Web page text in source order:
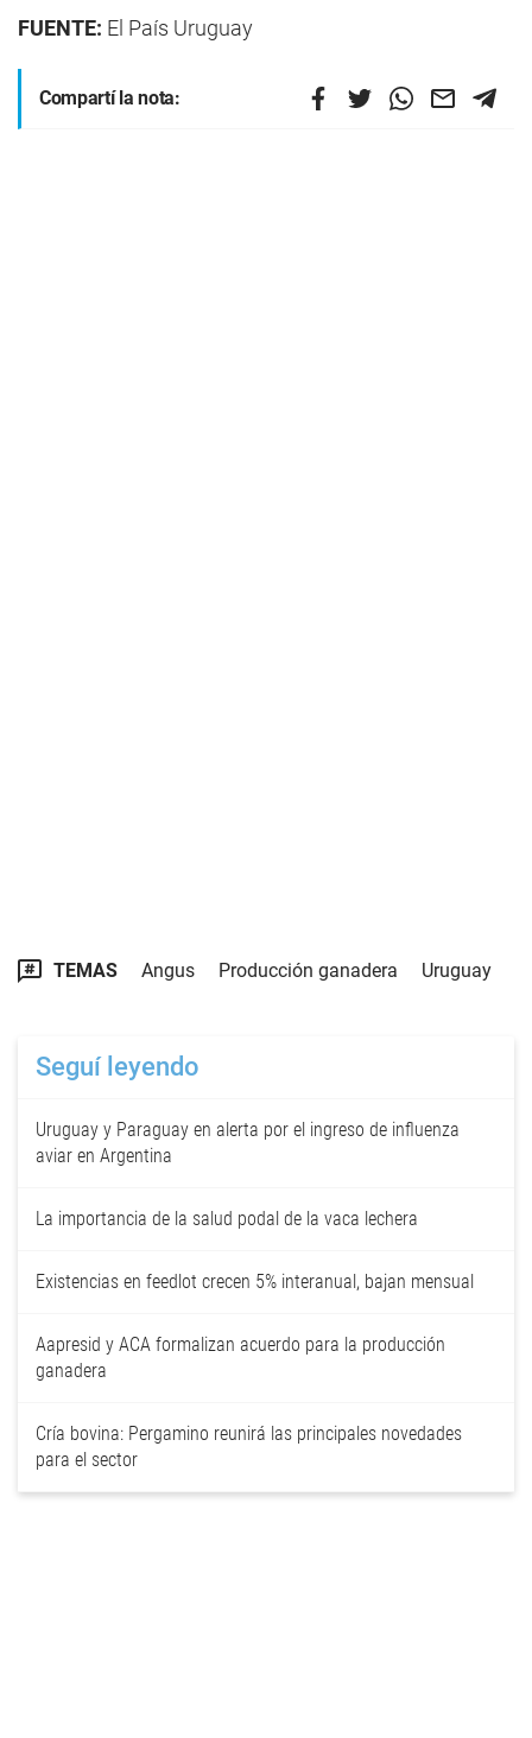
FUENTE: El País Uruguay
Compartí la nota:
TEMAS Angus Producción ganadera Uruguay
Seguí leyendo
Uruguay y Paraguay en alerta por el ingreso de influenza
aviar en Argentina
La importancia de la salud podal de la vaca lechera
Existencias en feedlot crecen 5% interanual, bajan mensual
Aapresid y ACA formalizan acuerdo para la producción
ganadera
Cría bovina: Pergamino reunirá las principales novedades
para el sector